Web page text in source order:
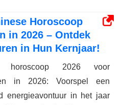
Horoscoop
in 2026 – Ontdek
in Hun Kernjaar!
horoscoop 2026 voor
in 2026: Voorspel een
energieavontuur in het jaar